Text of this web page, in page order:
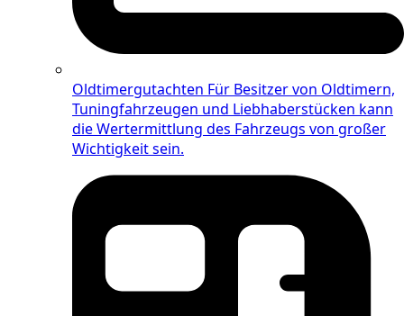
Oldtimergutachten Für Besitzer von Oldtimern,
Tuningfahrzeugen und Liebhaberstücken kann
die Wertermittlung des Fahrzeugs von großer
Wichtigkeit sein.